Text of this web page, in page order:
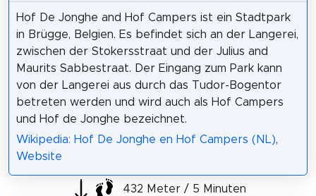
Hof De Jonghe and Hof Campers ist ein Stadtpark
in Brügge, Belgien. Es befindet sich an der Langerei,
zwischen der Stokersstraat und der Julius and
Maurits Sabbestraat. Der Eingang zum Park kann
von der Langerei aus durch das Tudor-Bogentor
betreten werden und wird auch als Hof Campers
und Hof de Jonghe bezeichnet.
Wikipedia: Hof De Jonghe en Hof Campers (NL),
Website
432 Meter / 5 Minuten